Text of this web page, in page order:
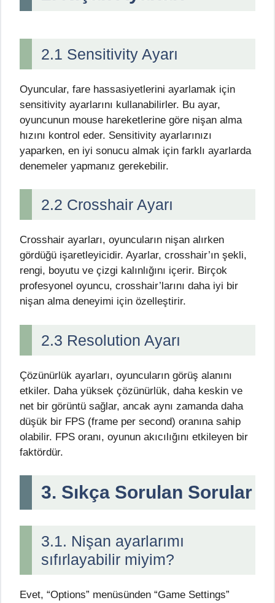
2.1 Sensitivity Ayarı
Oyuncular, fare hassasiyetlerini ayarlamak için
sensitivity ayarlarını kullanabilirler. Bu ayar,
oyuncunun mouse hareketlerine göre nişan alma
hızını kontrol eder. Sensitivity ayarlarınızı
yaparken, en iyi sonucu almak için farklı ayarlarda
denemeler yapmanız gerekebilir.
2.2 Crosshair Ayarı
Crosshair ayarları, oyuncuların nişan alırken
gördüğü işaretleyicidir. Ayarlar, crosshair’ın şekli,
rengi, boyutu ve çizgi kalınlığını içerir. Birçok
profesyonel oyuncu, crosshair’larını daha iyi bir
nişan alma deneyimi için özelleştirir.
2.3 Resolution Ayarı
Çözünürlük ayarları, oyuncuların görüş alanını
etkiler. Daha yüksek çözünürlük, daha keskin ve
net bir görüntü sağlar, ancak aynı zamanda daha
düşük bir FPS (frame per second) oranına sahip
olabilir. FPS oranı, oyunun akıcılığını etkileyen bir
faktördür.
3. Sıkça Sorulan Sorular
3.1. Nişan ayarlarımı
sıfırlayabilir miyim?
Evet, “Options” menüsünden “Game Settings”